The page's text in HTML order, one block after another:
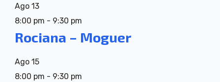
Ago 13
8:00 pm - 9:30 pm
Rociana – Moguer
Ago 15
8:00 pm - 9:30 pm